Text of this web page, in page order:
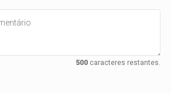
500caracteres restantes.